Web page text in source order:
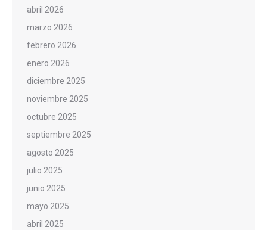
abril 2026
marzo 2026
febrero 2026
enero 2026
diciembre 2025
noviembre 2025
octubre 2025
septiembre 2025
agosto 2025
julio 2025
junio 2025
mayo 2025
abril 2025